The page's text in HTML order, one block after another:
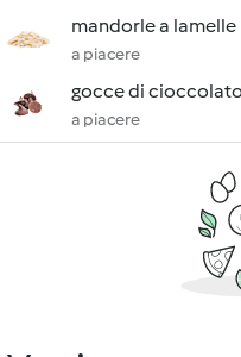
mandorle a lamelle
a piacere
gocce di cioccolato
a piacere